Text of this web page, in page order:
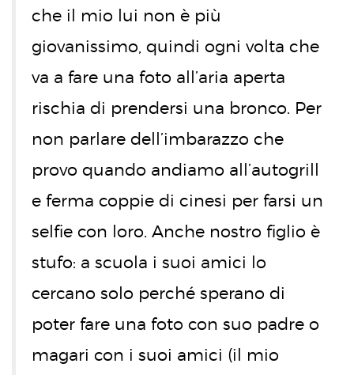
che il mio lui non è più
giovanissimo, quindi ogni volta che
va a fare una foto all’aria aperta
rischia di prendersi una bronco. Per
non parlare dell’imbarazzo che
provo quando andiamo all’autogrill
e ferma coppie di cinesi per farsi un
selfie con loro. Anche nostro figlio è
stufo: a scuola i suoi amici lo
cercano solo perché sperano di
poter fare una foto con suo padre o
magari con i suoi amici (il mio